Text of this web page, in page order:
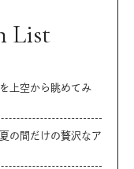
List
上空から眺めてみ
の間だけの贅沢なア